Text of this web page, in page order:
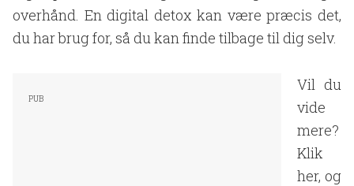
overhånd. En digital detox kan være præcis det,
du har brug for, så du kan finde tilbage til dig selv.
Vil du
vide
mere?
Klik
her, og